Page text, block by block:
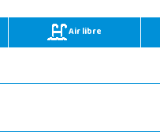
Air libre